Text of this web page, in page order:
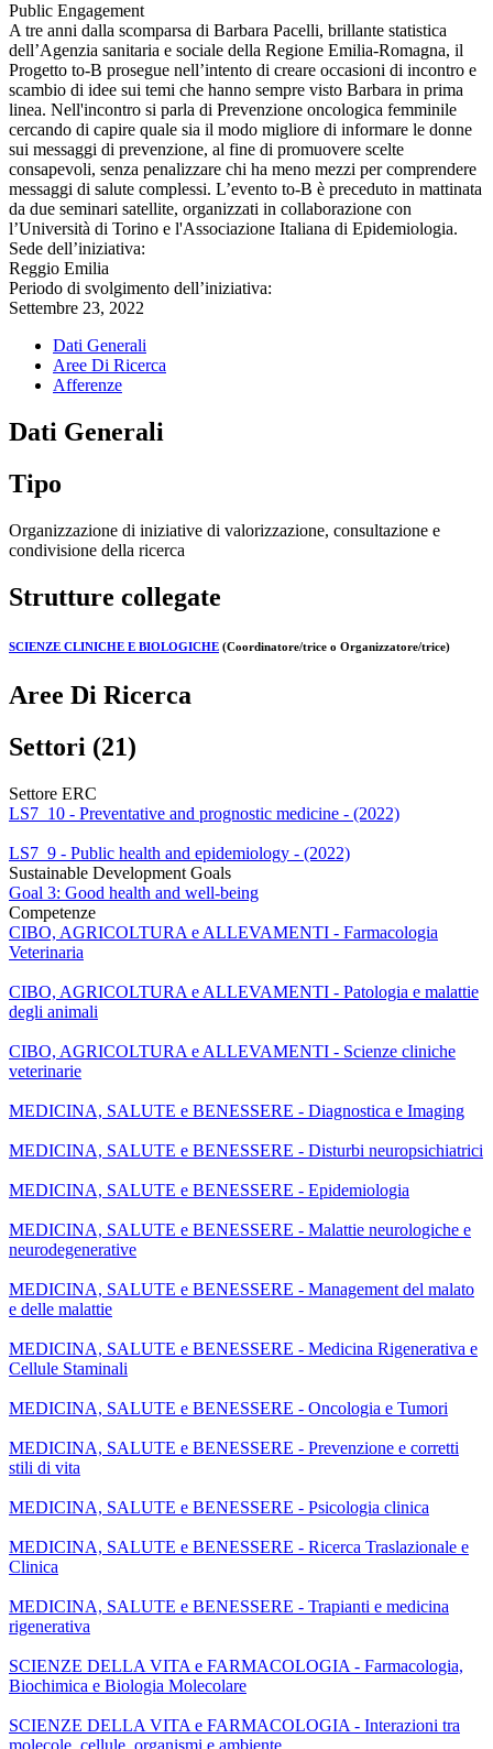
Public Engagement
A tre anni dalla scomparsa di Barbara Pacelli, brillante statistica
dell’Agenzia sanitaria e sociale della Regione Emilia-Romagna, il
Progetto to-B prosegue nell’intento di creare occasioni di incontro e
scambio di idee sui temi che hanno sempre visto Barbara in prima
linea. Nell'incontro si parla di Prevenzione oncologica femminile
cercando di capire quale sia il modo migliore di informare le donne
sui messaggi di prevenzione, al fine di promuovere scelte
consapevoli, senza penalizzare chi ha meno mezzi per comprendere
messaggi di salute complessi. L’evento to-B è preceduto in mattinata
da due seminari satellite, organizzati in collaborazione con
l’Università di Torino e l'Associazione Italiana di Epidemiologia.
Sede dell’iniziativa:
Reggio Emilia
Periodo di svolgimento dell’iniziativa:
Settembre 23, 2022
Dati Generali
Aree Di Ricerca
Afferenze
Dati Generali
Tipo
Organizzazione di iniziative di valorizzazione, consultazione e
condivisione della ricerca
Strutture collegate
SCIENZE CLINICHE E BIOLOGICHE (Coordinatore/trice o Organizzatore/trice)
Aree Di Ricerca
Settori (21)
Settore ERC
LS7_10 - Preventative and prognostic medicine - (2022)
LS7_9 - Public health and epidemiology - (2022)
Sustainable Development Goals
Goal 3: Good health and well-being
Competenze
CIBO, AGRICOLTURA e ALLEVAMENTI - Farmacologia
Veterinaria
CIBO, AGRICOLTURA e ALLEVAMENTI - Patologia e malattie
degli animali
CIBO, AGRICOLTURA e ALLEVAMENTI - Scienze cliniche
veterinarie
MEDICINA, SALUTE e BENESSERE - Diagnostica e Imaging
MEDICINA, SALUTE e BENESSERE - Disturbi neuropsichiatrici
MEDICINA, SALUTE e BENESSERE - Epidemiologia
MEDICINA, SALUTE e BENESSERE - Malattie neurologiche e
neurodegenerative
MEDICINA, SALUTE e BENESSERE - Management del malato
e delle malattie
MEDICINA, SALUTE e BENESSERE - Medicina Rigenerativa e
Cellule Staminali
MEDICINA, SALUTE e BENESSERE - Oncologia e Tumori
MEDICINA, SALUTE e BENESSERE - Prevenzione e corretti
stili di vita
MEDICINA, SALUTE e BENESSERE - Psicologia clinica
MEDICINA, SALUTE e BENESSERE - Ricerca Traslazionale e
Clinica
MEDICINA, SALUTE e BENESSERE - Trapianti e medicina
rigenerativa
SCIENZE DELLA VITA e FARMACOLOGIA - Farmacologia,
Biochimica e Biologia Molecolare
SCIENZE DELLA VITA e FARMACOLOGIA - Interazioni tra
molecole, cellule, organismi e ambiente